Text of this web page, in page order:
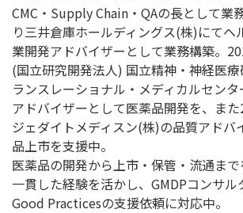
CMC・Supply Chain・QAの長として業
り三井倉庫ホールディングス(株)にてヘ
業開発アドバイザーとして業務構築。
(国立研究開発法人) 国立精神・神経医
ランスレーショナル・メディカルセン
アドバイザーとして医薬品開発を、ま
ジェダイトメディスン(株)の品質アドバ
品上市を支援中。
医薬品の開発から上市・保管・流通ま
一貫した経験を活かし、GMDPコンサル
Good Practicesの支援依頼に対応中。